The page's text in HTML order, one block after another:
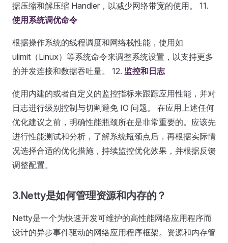
据压缩和解压缩 Handler，以减少网络带宽的使用。 11.
使用系统调优命令
根据操作系统的线程调度和网络栈性能，使用如
ulimit（Linux）等系统命令来调整系统设置，以支持更多
的并发连接和数据吞吐量。 12. 监控和日志
使用内建的或者自定义的监控指标来跟踪应用性能，并对
日志进行级别控制与切割避免 IO 问题。 在应用上述任何
优化建议之前，明确性能瓶颈所在是非常重要的。应该先
进行性能测试和分析，了解系统瓶颈点后，再根据实际情
况选择合适的优化措施，持续监控优化效果，并根据反馈
调整配置。
3.Netty是如何管理资源和内存的？
Netty是一个为快速开发可维护的高性能网络应用程序而
设计的异步事件驱动的网络应用程序框架。资源和内存管